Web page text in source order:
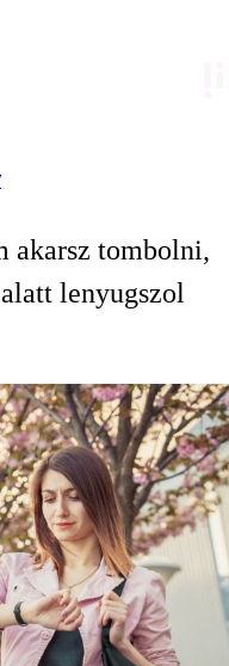
akarsz tombolni,
lenyugszol